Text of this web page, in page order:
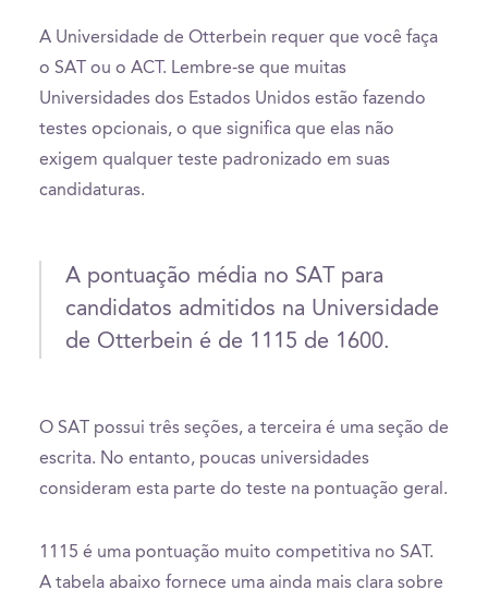
A Universidade de Otterbein requer que você faça
o SAT ou o ACT. Lembre-se que muitas
Universidades dos Estados Unidos estão fazendo
testes opcionais, o que significa que elas não
exigem qualquer teste padronizado em suas
candidaturas.
A pontuação média no SAT para
candidatos admitidos na Universidade
de Otterbein é de 1115 de 1600.
O SAT possui três seções, a terceira é uma seção de
escrita. No entanto, poucas universidades
consideram esta parte do teste na pontuação geral.
1115 é uma pontuação muito competitiva no SAT.
A tabela abaixo fornece uma ainda mais clara sobre